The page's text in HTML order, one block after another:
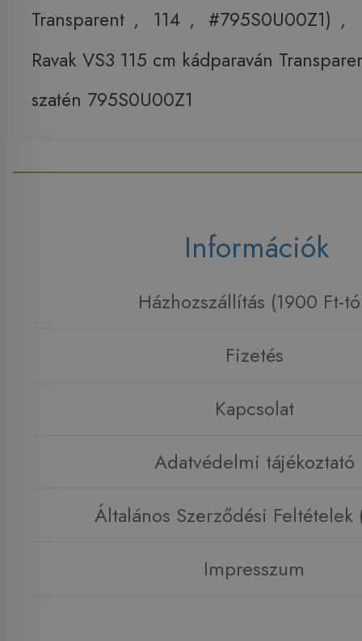
Transparent , 114 , #795S0U00Z1) ,
Ravak VS3 115 cm kádparaván
szatén 795S0U00Z1
Információk
Házhozszállítás (1900 Ft-
Fizetés
Kapcsolat
Adatvédelmi tájékoztató
Általános Szerződési Feltételek
Impresszum